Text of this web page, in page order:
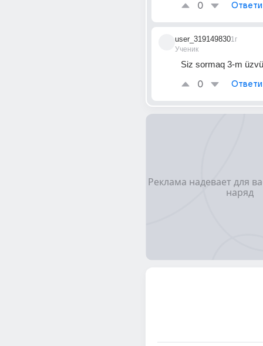
0
user_319149830
Ученик
1г
Siz sormaq 3-m üzvü
0